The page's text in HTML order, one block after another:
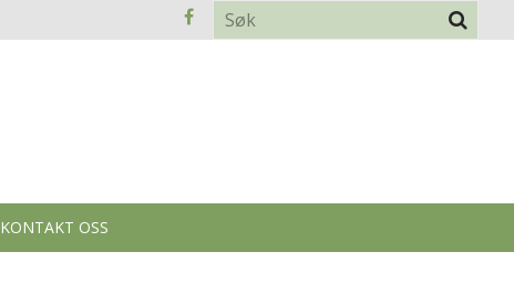
KONTAKT OSS